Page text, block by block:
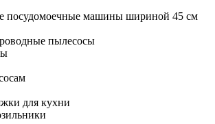
посудомоечные машины шириной 45 см
пылесосы
для кухни